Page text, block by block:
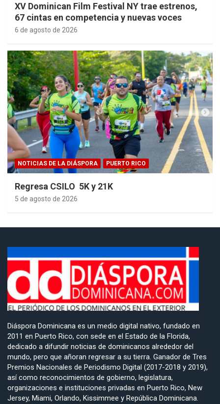
XV Dominican Film Festival NY trae estrenos,
67 cintas en competencia y nuevas voces
6 de agosto de 2026
NOTICIAS DE LA DIÁSPORA PUERTO RICO
Regresa CSILO 5K y 21K
5 de agosto de 2026
Diáspora Dominicana es un medio digital nativo, fundado en
2011 en Puerto Rico, con sede en el Estado de la Florida,
dedicado a difundir noticias de dominicanos alrededor del
mundo, pero que añoran regresar a su tierra. Ganador de Tres
Premios Nacionales de Periodismo Digital (2017-2018 y 2019),
así como reconocimientos de gobierno, legislatura,
organizaciones e instituciones privadas en Puerto Rico, New
Jersey, Miami, Orlando, Kissimmee y República Dominicana.